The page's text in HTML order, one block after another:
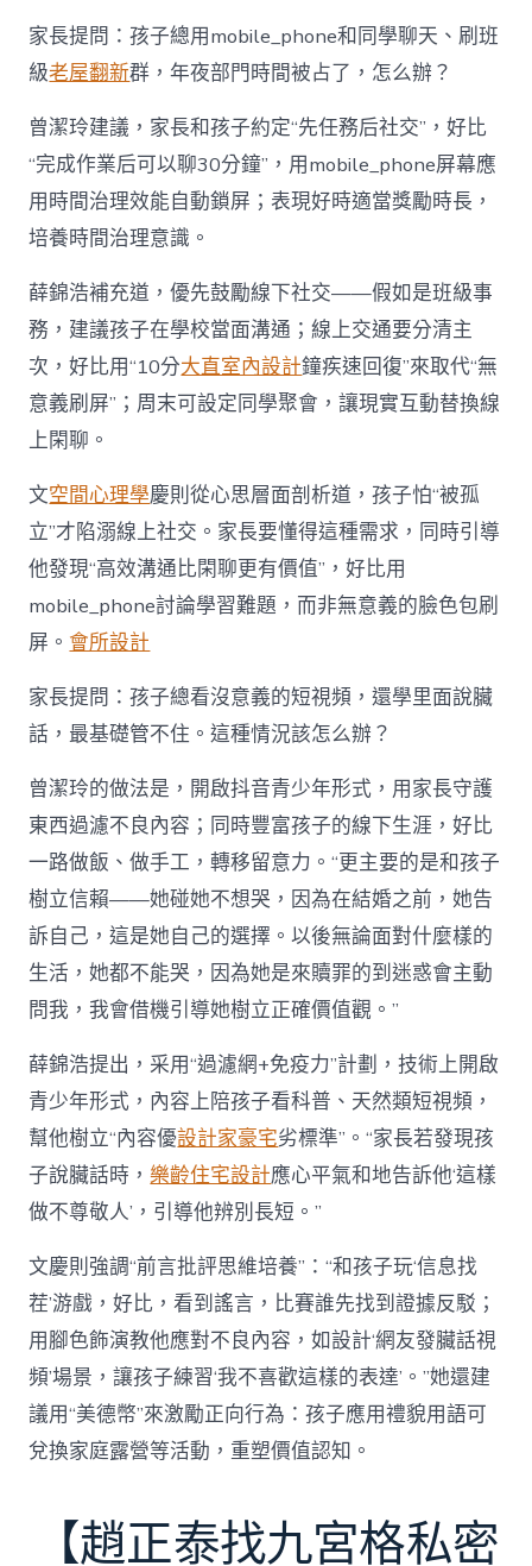
家長提問：孩子總用mobile_phone和同學聊天、刷班
級老屋翻新群，年夜部門時間被占了，怎么辦？
曾潔玲建議，家長和孩子約定“先任務后社交”，好比
“完成作業后可以聊30分鐘”，用mobile_phone屏幕應
用時間治理效能自動鎖屏；表現好時適當獎勵時長，
培養時間治理意識。
薛錦浩補充道，優先鼓勵線下社交——假如是班級事
務，建議孩子在學校當面溝通；線上交通要分清主
次，好比用“10分大直室內設計鐘疾速回復”來取代“無
意義刷屏”；周末可設定同學聚會，讓現實互動替換線
上閑聊。
文空間心理學慶則從心思層面剖析道，孩子怕“被孤
立”才陷溺線上社交。家長要懂得這種需求，同時引導
他發現“高效溝通比閑聊更有價值”，好比用
mobile_phone討論學習難題，而非無意義的臉色包刷
屏。會所設計
家長提問：孩子總看沒意義的短視頻，還學里面說臟
話，最基礎管不住。這種情況該怎么辦？
曾潔玲的做法是，開啟抖音青少年形式，用家長守護
東西過濾不良內容；同時豐富孩子的線下生涯，好比
一路做飯、做手工，轉移留意力。“更主要的是和孩子
樹立信賴——她碰她不想哭，因為在結婚之前，她告
訴自己，這是她自己的選擇。以後無論面對什麼樣的
生活，她都不能哭，因為她是來贖罪的到迷惑會主動
問我，我會借機引導她樹立正確價值觀。”
薛錦浩提出，采用“過濾網+免疫力”計劃，技術上開啟
青少年形式，內容上陪孩子看科普、天然類短視頻，
幫他樹立“內容優設計家豪宅劣標準”。“家長若發現孩
子說臟話時，樂齡住宅設計應心平氣和地告訴他‘這樣
做不尊敬人’，引導他辨別長短。”
文慶則強調“前言批評思維培養”：“和孩子玩‘信息找
茬’游戲，好比，看到謠言，比賽誰先找到證據反駁；
用腳色飾演教他應對不良內容，如設計‘網友發臟話視
頻’場景，讓孩子練習‘我不喜歡這樣的表達’。”她還建
議用“美德幣”來激勵正向行為：孩子應用禮貌用語可
兌換家庭露營等活動，重塑價值認知。
【趙正泰找九宮格私密